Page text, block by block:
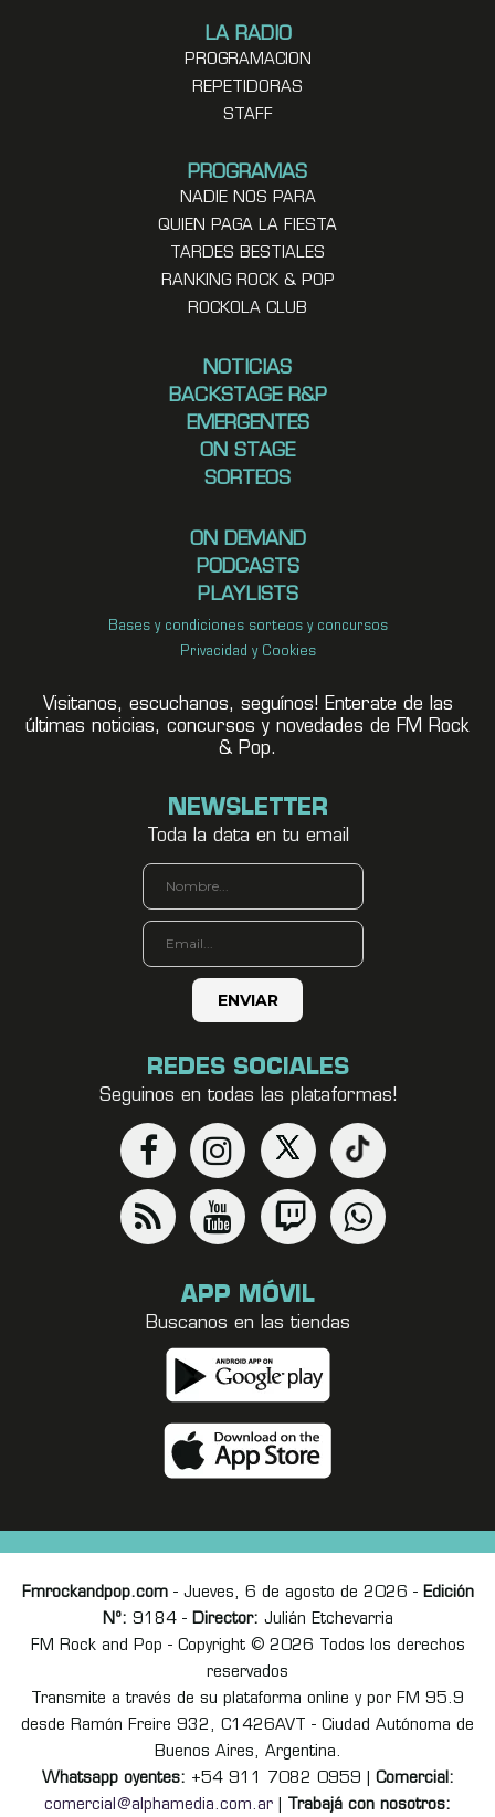
LA RADIO
PROGRAMACION
REPETIDORAS
STAFF
PROGRAMAS
NADIE NOS PARA
QUIEN PAGA LA FIESTA
TARDES BESTIALES
RANKING ROCK & POP
ROCKOLA CLUB
NOTICIAS
BACKSTAGE R&P
EMERGENTES
ON STAGE
SORTEOS
ON DEMAND
PODCASTS
PLAYLISTS
Bases y condiciones sorteos y concursos
Privacidad y Cookies
Visitanos, escuchanos, seguínos! Enterate de las
últimas noticias, concursos y novedades de FM Rock
& Pop.
NEWSLETTER
Toda la data en tu email
REDES SOCIALES
Seguinos en todas las plataformas!
APP MÓVIL
Buscanos en las tiendas
Fmrockandpop.com- Jueves, 6 de agosto de 2026 - Edición
Nº: 9184 - Director: Julián Etchevarria
FM Rock and Pop - Copyright © 2026 Todos los derechos
reservados
Transmite a través de su plataforma online y por FM 95.9
desde Ramón Freire 932, C1426AVT - Ciudad Autónoma de
Buenos Aires, Argentina.
Whatsapp oyentes: +54 911 7082 0959 | Comercial:
comercial@alphamedia.com.ar
Trabajá con nosotros: